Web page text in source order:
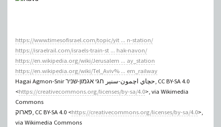
https://www.timesofisrael.com/topic/yit ... n-station/
https://israelrail.com/israels-train-st ... hak-navon/
https://en.wikipedia.org/wiki/Jerusalem ... ay_station
https://en.wikipedia.org/wiki/Tel_Aviv% ... em_railway
Hagai Agmon-Snir حچاي اچمون-سنير חגי אגמון-שניר, CC BY-SA 4.0
<https://creativecommons.org/licenses/by-sa/4.0>, via Wikimedia
Commons
פארוק, CC BY-SA 4.0 <https://creativecommons.org/licenses/by-sa/4.0>,
via Wikimedia Commons